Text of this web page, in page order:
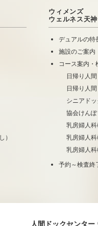
）
ウィメンズ
ウェルネス天
デュアルの特
施設のご案内
コース案内・
日帰り人
日帰り人
シニアドッ
協会けんぽ
乳房婦人
乳房婦人
乳房婦人
予約～検査終
人間ドックセンター